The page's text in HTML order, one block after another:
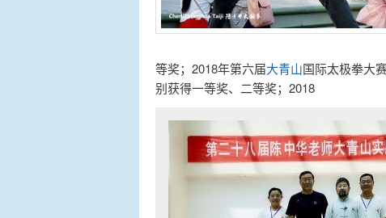
等奖；2018年第六届大青山国际太极拳大
别获得一等奖、二等奖；2018